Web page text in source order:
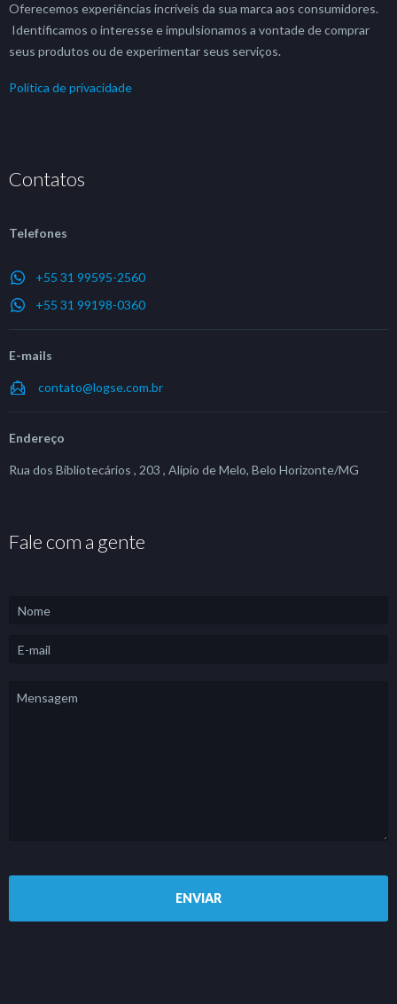
Oferecemos experiências incríveis da sua marca aos consumidores.
Identificamos o interesse e impulsionamos a vontade de comprar
seus produtos ou de experimentar seus serviços.
Política de privacidade
Contatos
Telefones
+55 31 99595-2560
+55 31 99198-0360
E-mails
contato@logse.com.br
Endereço
Rua dos Bibliotecários , 203 , Alipio de Melo, Belo Horizonte/MG
Fale com a gente
mail